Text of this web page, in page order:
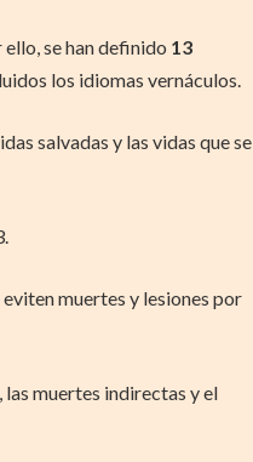
se han definido 13
los idiomas vernáculos.
salvadas y las vidas que se
muertes y lesiones por
muertes indirectas y el